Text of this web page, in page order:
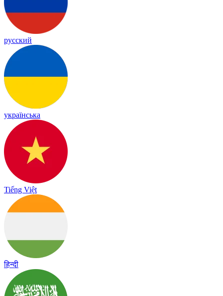
русский
українська
Tiếng Việt
हिन्दी